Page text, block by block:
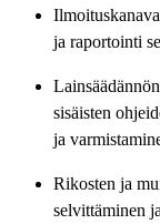
ja raportointi
sisäisten
ja
Rikosten ja
selvittäminen